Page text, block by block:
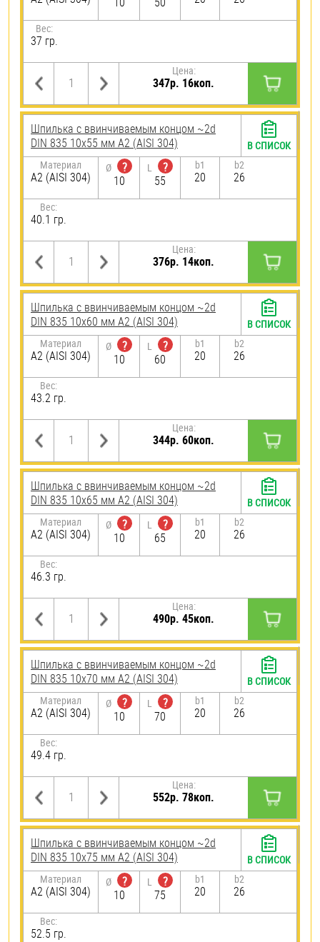
Вес:
37 гр.
Цена:
347р. 16коп.
Шпилька c ввинчиваемым концом ~2d
DIN 835 10х55 мм А2 (AISI 304)
Материал
А2 (AISI 304)
Ø
?
10
L
?
55
b1
20
b2
26
Вес:
40.1 гр.
Цена:
376р. 14коп.
В СПИСОК
Шпилька c ввинчиваемым концом ~2d
DIN 835 10х60 мм А2 (AISI 304)
Материал
А2 (AISI 304)
Ø
?
10
L
?
60
b1
20
b2
26
Вес:
43.2 гр.
Цена:
344р. 60коп.
В СПИСОК
Шпилька c ввинчиваемым концом ~2d
DIN 835 10х65 мм А2 (AISI 304)
Материал
А2 (AISI 304)
Ø
?
10
L
?
65
b1
20
b2
26
Вес:
46.3 гр.
Цена:
490р. 45коп.
В СПИСОК
Шпилька c ввинчиваемым концом ~2d
DIN 835 10х70 мм А2 (AISI 304)
Материал
А2 (AISI 304)
Ø
?
10
L
?
70
b1
20
b2
26
Вес:
49.4 гр.
Цена:
552р. 78коп.
В СПИСОК
Шпилька c ввинчиваемым концом ~2d
DIN 835 10х75 мм А2 (AISI 304)
Материал
А2 (AISI 304)
Ø
?
10
L
?
75
b1
20
b2
26
Вес:
52.5 гр.
В СПИСОК